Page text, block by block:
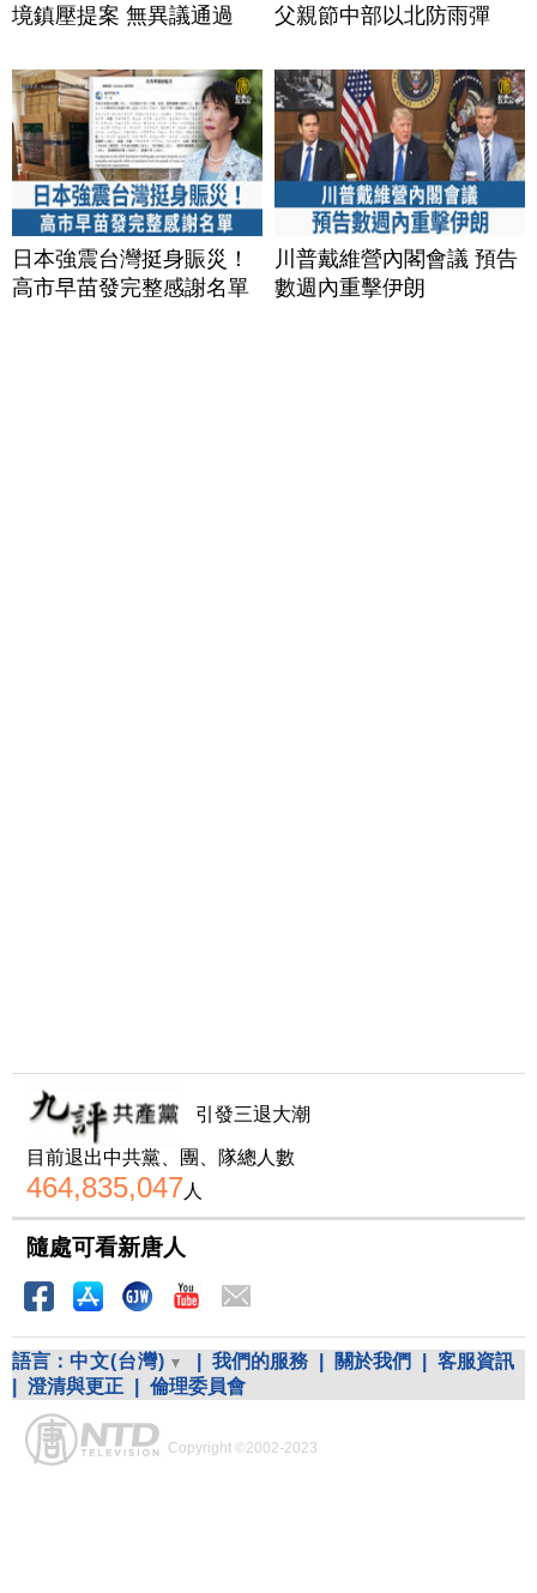
境鎮壓提案 無異議通過
父親節中部以北防雨彈
日本強震台灣挺身賑災！
高市早苗發完整感謝名單
川普戴維營內閣會議 預告
數週內重擊伊朗
引發三退大潮
目前退出中共黨、團、隊總人數
464,835,047人
隨處可看新唐人
語言： 中文(台灣) 我們的服務 關於我們
客服資訊
澄清與更正 倫理委員會
Copyright ©2002-2023